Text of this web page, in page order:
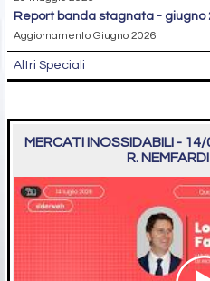
report banda stagnata - giugno
Aggiornamento Giugno 2026
Altri Speciali
MERCATI INOSSIDABILI -
R.